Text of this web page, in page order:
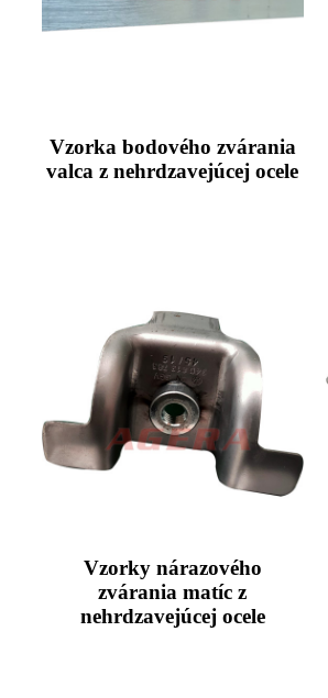
Vzorka bodového zvárania
valca z nehrdzavejúcej ocele
Vzorky nárazového
zvárania matíc z
nehrdzavejúcej ocele